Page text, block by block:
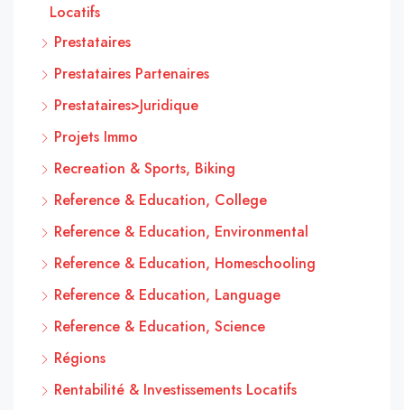
Locatifs
Prestataires
Prestataires Partenaires
Prestataires>Juridique
Projets Immo
Recreation & Sports, Biking
Reference & Education, College
Reference & Education, Environmental
Reference & Education, Homeschooling
Reference & Education, Language
Reference & Education, Science
Régions
Rentabilité & Investissements Locatifs